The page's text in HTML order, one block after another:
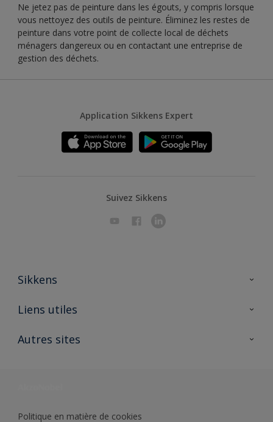
Ne jetez pas de peinture dans les égouts, y compris lorsque
vous nettoyez des outils de peinture. Éliminez les restes de
peinture dans votre point de collecte local de déchets
ménagers dangereux ou en contactant une entreprise de
gestion des déchets.
Application Sikkens Expert
Suivez Sikkens
Sikkens
A propos de Sikkens
Liens utiles
Ouvrir un magasin PASS
Autres sites
Politique en matière de cookies